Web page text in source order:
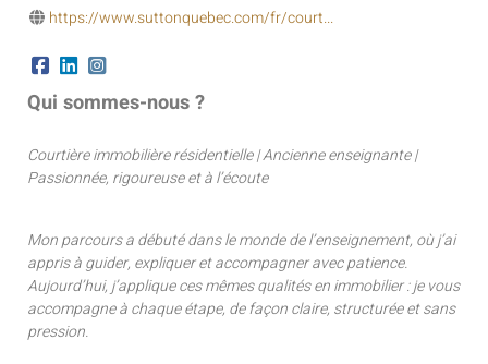
https://www.suttonquebec.com/fr/court...
Qui sommes-nous ?
Courtière immobilière résidentielle | Ancienne enseignante |
Passionnée, rigoureuse et à l’écoute
Mon parcours a débuté dans le monde de l’enseignement, où j’ai
appris à guider, expliquer et accompagner avec patience.
Aujourd’hui, j’applique ces mêmes qualités en immobilier : je vous
accompagne à chaque étape, de façon claire, structurée et sans
pression.